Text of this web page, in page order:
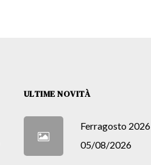
ULTIME NOVITÀ
Ferragosto 2026
05/08/2026